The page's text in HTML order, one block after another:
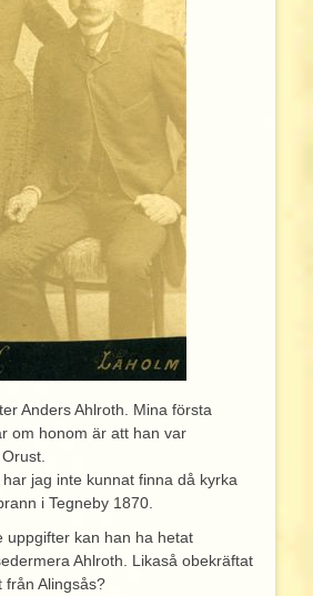
Anders Ahlroth. Mina första
om honom är att han var
jag inte kunnat finna då kyrka
i Tegneby 1870.
uppgifter kan han ha hetat
Ahlroth. Likaså obekräftat
från Alingsås?